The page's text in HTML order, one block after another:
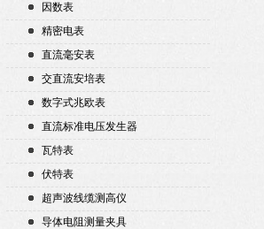
因数表
精密电表
直流毫安表
交直流安培表
数字式兆欧表
直流标准电压发生器
瓦特表
伏特表
超声波线缆测高仪
导体电阻测量夹具